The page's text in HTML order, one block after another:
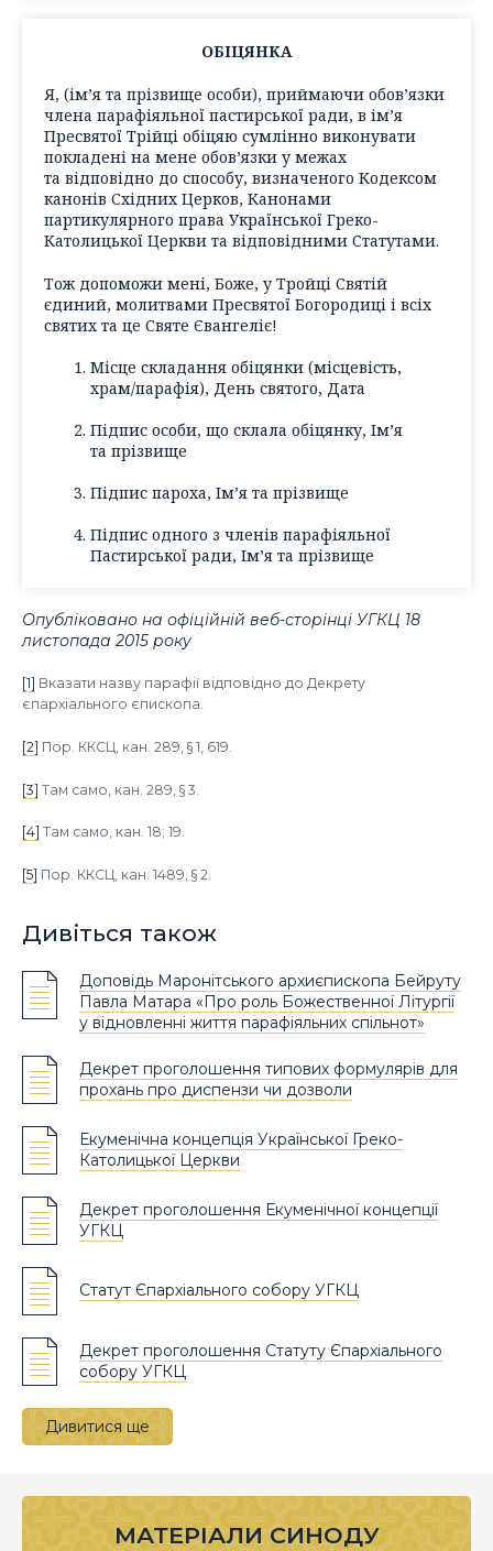
ОБІЦЯНКА
Я, (ім’я та прізвище особи), приймаючи обов’язки
члена парафіяльної пастирської ради, в ім’я
Пресвятої Трійці обіцяю сумлінно виконувати
покладені на мене обов’язки у межах
та відповідно до способу, визначеного Кодексом
канонів Східних Церков, Канонами
партикулярного права Української Греко-
Католицької Церкви та відповідними Статутами.
Тож допоможи мені, Боже, у Тройці Святій
єдиний, молитвами Пресвятої Богородиці і всіх
святих та це Святе Євангеліє!
Місце складання обіцянки (місцевість,
храм/парафія), День святого, Дата
Підпис особи, що склала обіцянку, Ім’я
та прізвище
Підпис пароха, Ім’я та прізвище
Підпис одного з членів парафіяльної
Пастирської ради, Ім’я та прізвище
Опубліковано на офіційній веб-сторінці УГКЦ 18
листопада 2015 року
[1] Вказати назву парафії відповідно до Декрету
єпархіального єпископа.
[2] Пор. ККСЦ, кан. 289, § 1, 619.
[3] Там само, кан. 289, § 3.
[4] Там само, кан. 18; 19.
[5] Пор. ККСЦ кан. 1489, § 2.
Дивіться також
Доповідь Маронітського архиєпископа Бейруту
Павла Матара «Про роль Божественної Літургії
у відновленні життя парафіяльних спільнот»
Декрет проголошення типових формулярів для
прохань про диспензи чи дозволи
Екуменічна концепція Української Греко-
Католицької Церкви
Декрет проголошення Екуменічної концепції
УГКЦ
Статут Єпархіального собору УГКЦ
Декрет проголошення Статуту Єпархіального
собору УГКЦ
Дивитися ще
МАТЕРІАЛИ СИНОДУ